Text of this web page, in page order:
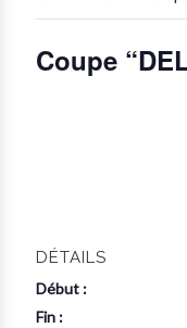
Coupe
DÉTAILS
Début :
Fin :